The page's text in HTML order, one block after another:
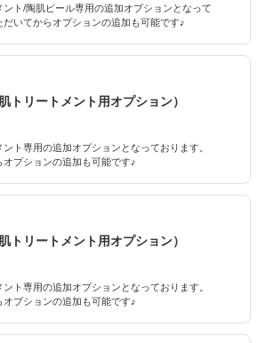
ント/陶肌ピール専用の追加オプションとなって
いてからオプションの追加も可能です♪
トリートメント用オプション）
ト専用の追加オプションとなっております。
プションの追加も可能です♪
トリートメント用オプション）
ト専用の追加オプションとなっております。
プションの追加も可能です♪